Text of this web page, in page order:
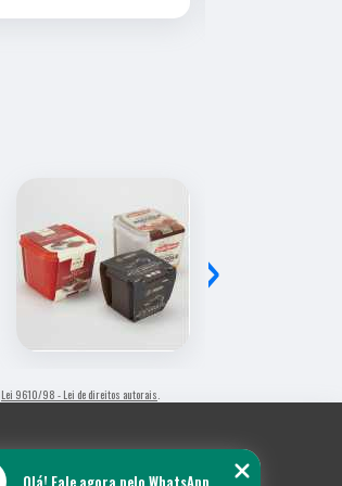
›
Lei 9610/98 - Lei de direitos autorais
Olá! Fale agora pelo WhatsApp.